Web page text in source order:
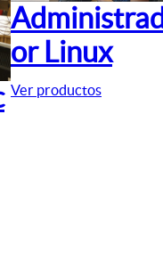
Administrad
or Linux
Ver productos